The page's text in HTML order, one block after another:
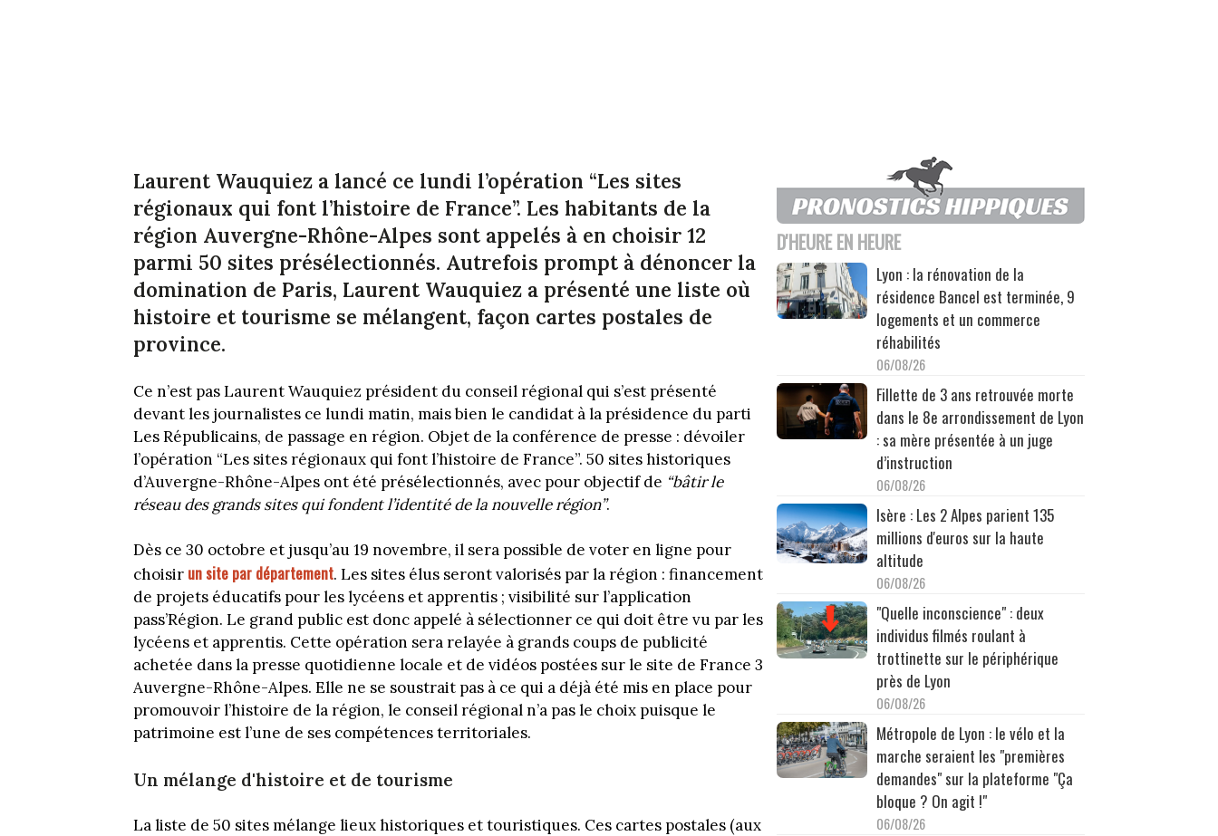
Laurent Wauquiez a lancé ce lundi l’opération “Les sites
régionaux qui font l’histoire de France”. Les habitants de la
région Auvergne-Rhône-Alpes sont appelés à en choisir 12
parmi 50 sites présélectionnés. Autrefois prompt à dénoncer la
domination de Paris, Laurent Wauquiez a présenté une liste où
histoire et tourisme se mélangent, façon cartes postales de
province.
Ce n’est pas Laurent Wauquiez président du conseil régional qui s’est présenté
devant les journalistes ce lundi matin, mais bien le candidat à la présidence du parti
Les Républicains, de passage en région. Objet de la conférence de presse : dévoiler
l’opération “Les sites régionaux qui font l’histoire de France”. 50 sites historiques
d’Auvergne-Rhône-Alpes ont été présélectionnés, avec pour objectif de “bâtir le
réseau des grands sites qui fondent l’identité de la nouvelle région”.
Dès ce 30 octobre et jusqu’au 19 novembre, il sera possible de voter en ligne pour
choisir un site par département. Les sites élus seront valorisés par la région : financement
de projets éducatifs pour les lycéens et apprentis ; visibilité sur l’application
pass’Région. Le grand public est donc appelé à sélectionner ce qui doit être vu par les
lycéens et apprentis. Cette opération sera relayée à grands coups de publicité
achetée dans la presse quotidienne locale et de vidéos postées sur le site de France 3
Auvergne-Rhône-Alpes. Elle ne se soustrait pas à ce qui a déjà été mis en place pour
promouvoir l’histoire de la région, le conseil régional n’a pas le choix puisque le
patrimoine est l’une de ses compétences territoriales.
Un mélange d'histoire et de tourisme
La liste de 50 sites mélange lieux historiques et touristiques. Ces cartes postales (aux
D'HEURE EN HEURE
Lyon : la rénovation de la
résidence Bancel est terminée, 9
logements et un commerce
réhabilités
06/08/26
Fillette de 3 ans retrouvée morte
dans le 8e arrondissement de Lyon
: sa mère présentée à un juge
d’instruction
06/08/26
Isère : Les 2 Alpes parient 135
millions d'euros sur la haute
altitude
06/08/26
"Quelle inconscience" : deux
individus filmés roulant à
trottinette sur le périphérique
près de Lyon
06/08/26
Métropole de Lyon : le vélo et la
marche seraient les "premières
demandes" sur la plateforme "Ça
bloque ? On agit !"
06/08/26